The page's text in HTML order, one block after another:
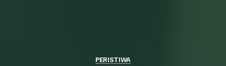
PERISTIWA